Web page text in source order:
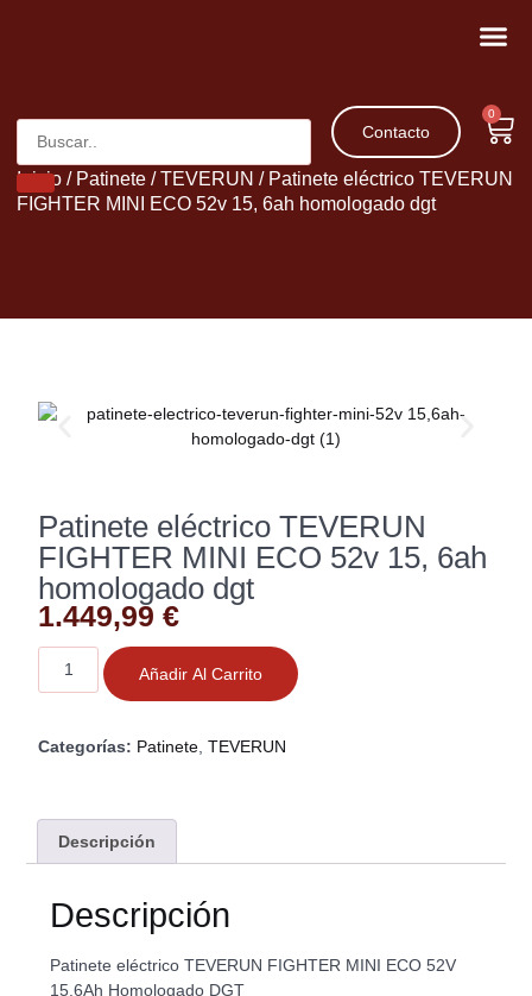
Contacto
0
Inicio / Patinete /TEVERUN / Patinete eléctrico TEVERUN
FIGHTER MINI ECO 52v 15, 6ah homologado dgt
Patinete eléctrico TEVERUN
FIGHTER MINI ECO 52v 15, 6ah
homologado dgt
1.449,99€
Añadir Al Carrito
Categorías: Patinete ,TEVERUN
Descripción
Descripción
Patinete eléctrico TEVERUN FIGHTER MINI ECO 52V
15,6Ah Homologado DGT